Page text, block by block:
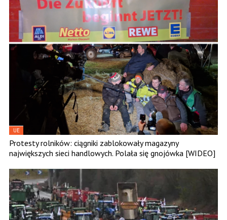
UE
Protesty rolników: ciągniki zablokowały magazyny
największych sieci handlowych. Polała się gnojówka [WIDEO]